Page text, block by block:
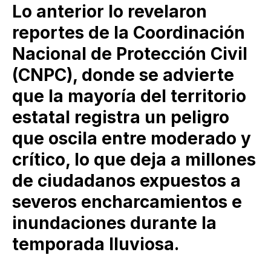
Lo anterior lo revelaron
reportes de la Coordinación
Nacional de Protección Civil
(CNPC), donde se advierte
que la mayoría del territorio
estatal registra un peligro
que oscila entre moderado y
crítico, lo que deja a millones
de ciudadanos expuestos a
severos encharcamientos e
inundaciones durante la
temporada lluviosa.